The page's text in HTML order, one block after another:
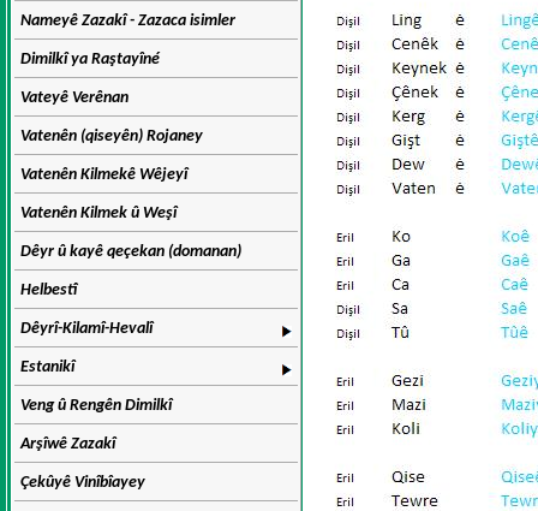
Nameyê Zazakî - Zazaca isimler
Dimilkî ya Raştayîné
Vateyê Verênan
Vatenên (qiseyên) Rojaney
Vatenên Kilmekê Wêjeyî
Vatenên Kilmek û Weşî
Dêyr û kayê qeçekan (domanan)
Helbestî
Dêyrî-Kilamî-Hevalî
Estanikî
Veng û Rengên Dimilkî
Arşîwê Zazakî
Çekûyê Vinîbîayey